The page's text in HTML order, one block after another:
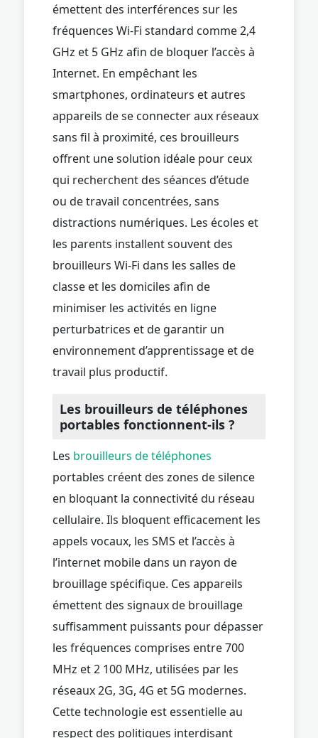
émettent des interférences sur les
fréquences Wi-Fi standard comme 2,4
GHz et 5 GHz afin de bloquer l’accès à
Internet. En empêchant les
smartphones, ordinateurs et autres
appareils de se connecter aux réseaux
sans fil à proximité, ces brouilleurs
offrent une solution idéale pour ceux
qui recherchent des séances d’étude
ou de travail concentrées, sans
distractions numériques. Les écoles et
les parents installent souvent des
brouilleurs Wi-Fi dans les salles de
classe et les domiciles afin de
minimiser les activités en ligne
perturbatrices et de garantir un
environnement d’apprentissage et de
travail plus productif.
Les brouilleurs de téléphones
portables fonctionnent-ils ?
Les brouilleurs de téléphones
portables créent des zones de silence
en bloquant la connectivité du réseau
cellulaire. Ils bloquent efficacement les
appels vocaux, les SMS et l’accès à
l’internet mobile dans un rayon de
brouillage spécifique. Ces appareils
émettent des signaux de brouillage
suffisamment puissants pour dépasser
les fréquences comprises entre 700
MHz et 2 100 MHz, utilisées par les
réseaux 2G, 3G, 4G et 5G modernes.
Cette technologie est essentielle au
respect des politiques interdisant